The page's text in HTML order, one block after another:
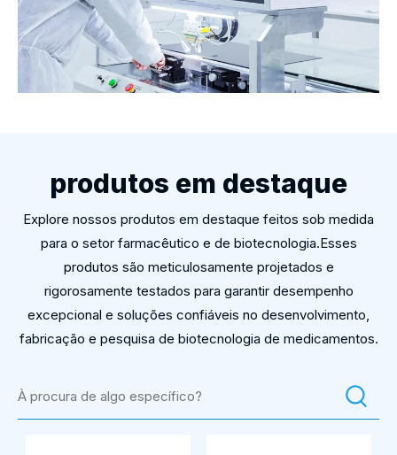
produtos em destaque
Explore nossos produtos em destaque feitos sob medida
para o setor farmacêutico e de biotecnologia.Esses
produtos são meticulosamente projetados e
rigorosamente testados para garantir desempenho
excepcional e soluções confiáveis ​​no desenvolvimento,
fabricação e pesquisa de biotecnologia de medicamentos.